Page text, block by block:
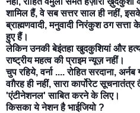
शामिल हैं, वे सब सत्तर साल ही नहीं,
ब्राह्मणवादी, मनुवादी निरंकुश ठग
हुए हैं।
लेकिन उनकी बेइंतहा खुदकुशियां और
राष्ट्रीय महत्व की प्राइम न्यूज़ नहीं।
चुप रहिये, वर्ना .... रोहित सरदाना,
वग़ैरह ही नहीं, सारा कार्पोरेट
'एंटीनेशनल' साबित करने के लिए।
किसका ये नेशन है भाईजियो ?